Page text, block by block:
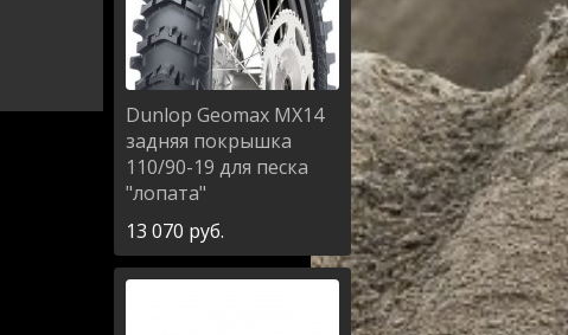
Dunlop Geomax MX14
задняя покрышка
110/90-19 для песка
"лопата"
13 070 руб.